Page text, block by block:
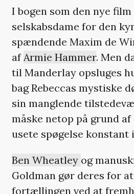
I bogen som den nye
selskabsdame for den
spændende Maxim de
af Armie Hammer. Men
til Manderlay opsluges
bag Rebeccas mystiske
sin manglende
måske netop på grund af
usete spøgelse konstant
Ben Wheatley og
Goldman gør deres for
fortællingen ved at